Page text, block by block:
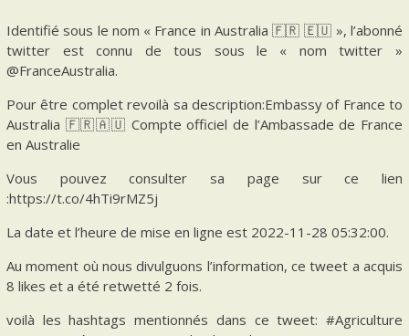
Identifié sous le nom « France in Australia 🇫🇷 🇪🇺 », l’abonné
twitter est connu de tous sous le « nom twitter »
@FranceAustralia.
Pour être complet revoilà sa description:Embassy of France to
Australia 🇫🇷🇦🇺 Compte officiel de l’Ambassade de France
en Australie
Vous pouvez consulter sa page sur ce lien
:https://t.co/4hTi9rMZ5j
La date et l’heure de mise en ligne est 2022-11-28 05:32:00.
Au moment où nous divulguons l’information, ce tweet a acquis
8 likes et a été retwetté 2 fois.
voilà les hashtags mentionnés dans ce tweet: #Agriculture